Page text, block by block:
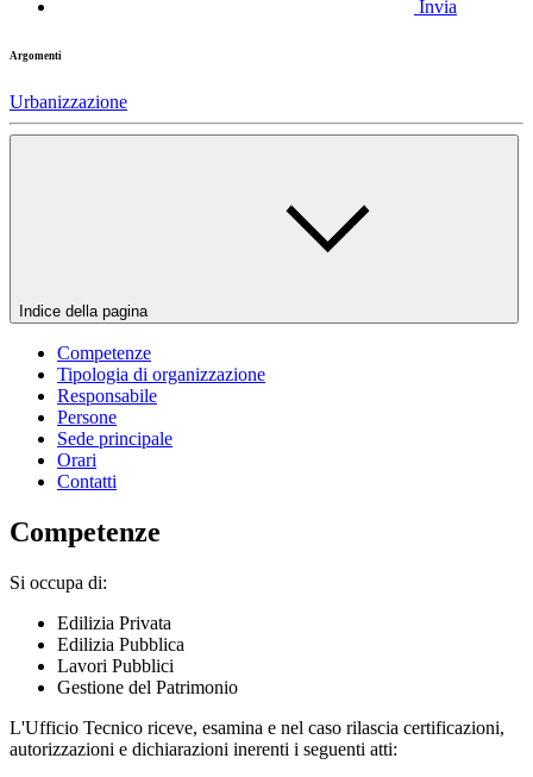
Invia
Argomenti
Urbanizzazione
Indice della pagina
Competenze
Tipologia di organizzazione
Responsabile
Persone
Sede principale
Orari
Contatti
Competenze
Si occupa di:
Edilizia Privata
Edilizia Pubblica
Lavori Pubblici
Gestione del Patrimonio
L'Ufficio Tecnico riceve, esamina e nel caso rilascia certificazioni,
autorizzazioni e dichiarazioni inerenti i seguenti atti: